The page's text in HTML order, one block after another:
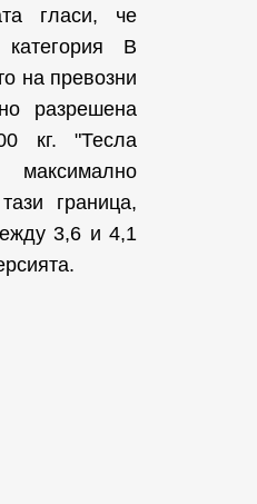
гласи, че
B
на превозни
разрешена
кг. "Тесла
граница,
3,6 и 4,1